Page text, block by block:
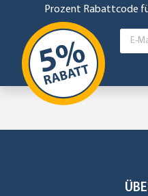
Prozent Rabattcode